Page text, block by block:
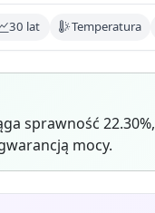
30 lat Temperatura
sprawność
mocy.